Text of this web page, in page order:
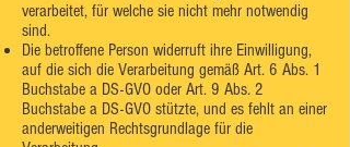
verarbeitet, für welche sie nicht mehr notwendig
sind.
Die betroffene Person widerruft ihre Einwilligung,
auf die sich die Verarbeitung gemäß Art. 6 Abs. 1
Buchstabe a DS-GVO oder Art. 9 Abs. 2
Buchstabe a DS-GVO stützte, und es fehlt an einer
anderweitigen Rechtsgrundlage für die